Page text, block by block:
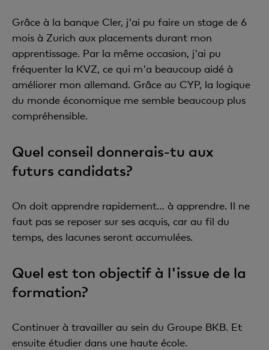
Grâce à la banque Cler, j'ai pu faire un stage de 6
mois à Zurich aux placements durant mon
apprentissage. Par la même occasion, j'ai pu
fréquenter la KVZ, ce qui m'a beaucoup aidé à
améliorer mon allemand. Grâce au CYP, la logique
du monde économique me semble beaucoup plus
compréhensible.
Quel conseil donnerais-tu aux
futurs candidats?
On doit apprendre rapidement… à apprendre. Il ne
faut pas se reposer sur ses acquis, car au fil du
temps, des lacunes seront accumulées.
Quel est ton objectif à l'issue de la
formation?
Continuer à travailler au sein du Groupe BKB. Et
ensuite étudier dans une haute école.